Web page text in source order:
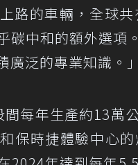
路的車輛，全球
碳中和的額外選項
泛的專業知識。」
每年生產約13萬
保時捷體驗中心